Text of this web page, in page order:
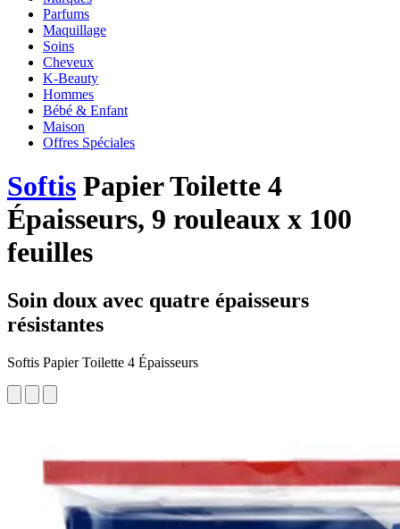
Parfums
Maquillage
Soins
Cheveux
K-Beauty
Hommes
Bébé & Enfant
Maison
Offres Spéciales
Softis Papier Toilette 4
Épaisseurs, 9 rouleaux x 100
feuilles
Soin doux avec quatre épaisseurs
résistantes
Softis Papier Toilette 4 Épaisseurs